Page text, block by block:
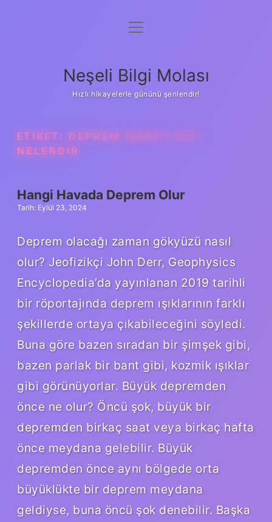
Anasayfa
Yasal Uyarı
menüyü
Neşeli Bilgi Molası
Hızlı hikayelerle gününü şenlendir!
ETIKET: DEPREM IŞARETLERI
NELERDIR
Hangi Havada Deprem Olur
Tarih: Eylül 23, 2024
Deprem olacağı zaman gökyüzü nasıl
olur? Jeofizikçi John Derr, Geophysics
Encyclopedia’da yayınlanan 2019 tarihli
bir röportajında ​​deprem ışıklarının farklı
şekillerde ortaya çıkabileceğini söyledi.
Buna göre bazen sıradan bir şimşek gibi,
bazen parlak bir bant gibi, kozmik ışıklar
gibi görünüyorlar. Büyük depremden
önce ne olur? Öncü şok, büyük bir
depremden birkaç saat veya birkaç hafta
önce meydana gelebilir. Büyük
depremden önce aynı bölgede orta
büyüklükte bir deprem meydana
geldiyse, buna öncü şok denebilir. Başka